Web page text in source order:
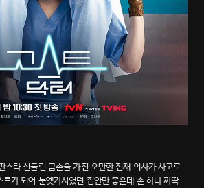
스타 신들린 금손을 가진 오만한 천재 의사가 사고로
가 되어 눈엣가시였던 집안만 좋은데 손 하나 까딱